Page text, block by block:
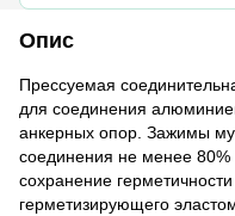
Опис
Прессуемая
для соединения
анкерных опор. Зажимы
соединения не менее
сохранение
герметизирующего